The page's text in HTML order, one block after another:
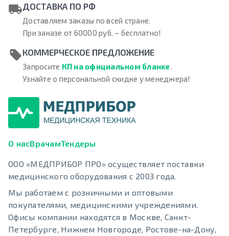
ДОСТАВКА ПО РФ
Доставляем заказы по всей стране.
При заказе от 60000 руб. – бесплатно!
КОММЕРЧЕСКОЕ ПРЕДЛОЖЕНИЕ
Запросите КП на официальном бланке.
Узнайте о персональной скидке у менеджера!
О насВрачамТендеры
ООО «МЕДПРИБОР ПРО» осуществляет поставки
медицинского оборудования с 2003 года.
Мы работаем с розничными и оптовыми
покупателями, медицинскими учреждениями.
Офисы компании находятся в Москве, Санкт-
Петербурге, Нижнем Новгороде, Ростове-на-Дону,